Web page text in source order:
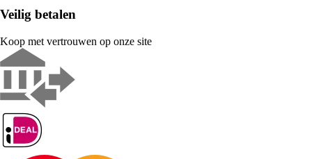
Veilig betalen
Koop met vertrouwen op onze site